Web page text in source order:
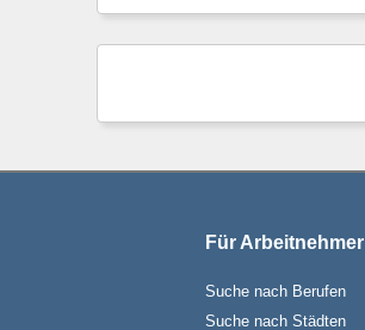
Für Arbeitnehmer
Suche nach Berufen
Suche nach Städten